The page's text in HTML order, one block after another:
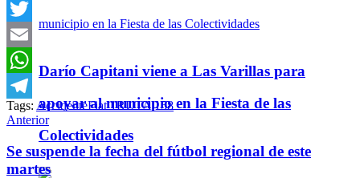
Darío Capitani viene a Las Varillas para
apoyar al municipio en la Fiesta de las
Colectividades
Facebook
Twitter
Email
WhatsApp
Telegram
Tags: AccidenteFiat 1RUTA 158
Anterior
Se suspende la fecha del fútbol regional de este
martes